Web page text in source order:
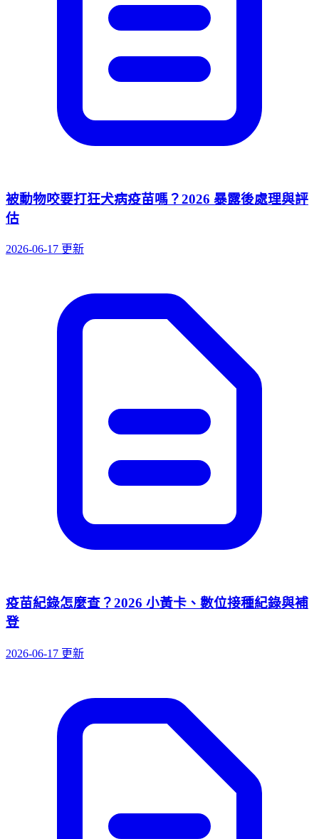
被動物咬要打狂犬病疫苗嗎？2026 暴露後處理與評
估
2026-06-17 更新
疫苗紀錄怎麼查？2026 小黃卡、數位接種紀錄與補
登
2026-06-17 更新